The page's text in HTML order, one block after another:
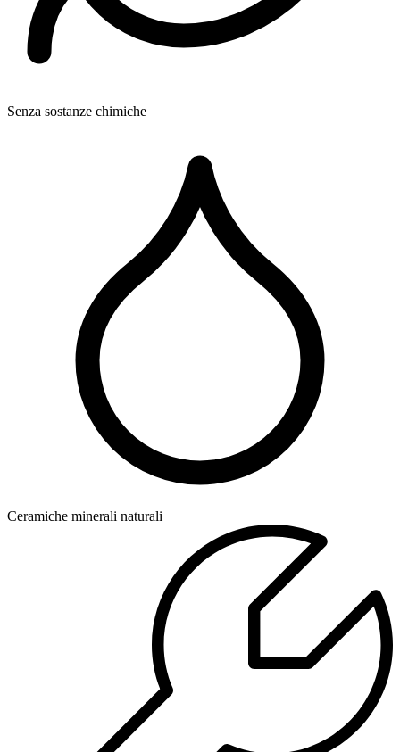
Senza sostanze chimiche
Ceramiche minerali naturali